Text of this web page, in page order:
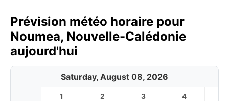
Prévision météo horaire pour
Noumea, Nouvelle-Calédonie
aujourd'hui
Saturday, August 08, 2026
1 2 3 4